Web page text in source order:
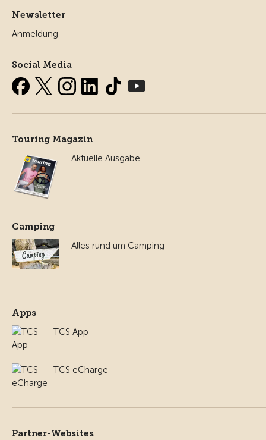
Newsletter
Anmeldung
Social Media
Touring Magazin
Aktuelle Ausgabe
Camping
Alles rund um Camping
Apps
TCS App
TCS eCharge
Partner-Websites